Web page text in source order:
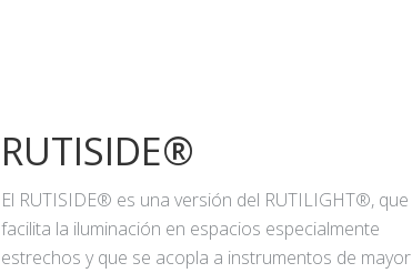
RUTISIDE®
El RUTISIDE® es una versión del RUTILIGHT®, que
facilita la iluminación en espacios especialmente
estrechos y que se acopla a instrumentos de mayor